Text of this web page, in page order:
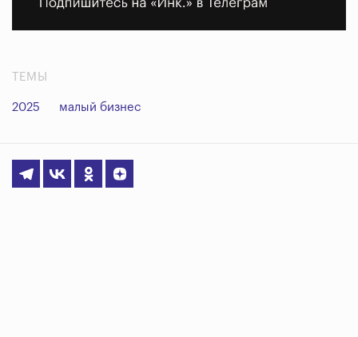
ТЕМЫ
2025 малый бизнес